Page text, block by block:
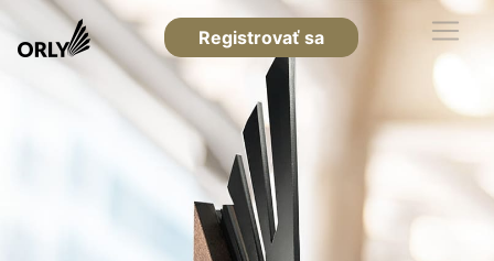
Registrovať sa